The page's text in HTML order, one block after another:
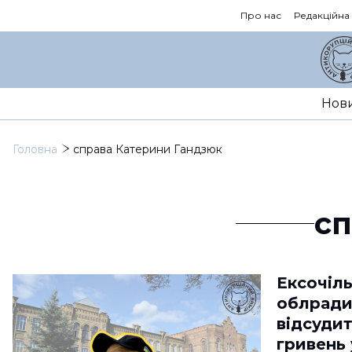
Про нас Редакційна
Головна справа Катерини Гандзюк